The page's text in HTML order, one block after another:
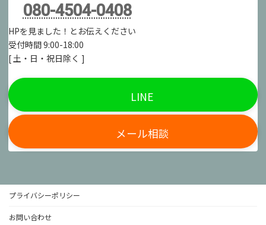
080-4504-0408
HPを見ました！とお伝えください
受付時間 9:00-18:00
[ 土・日・祝日除く ]
LINE
メール相談
プライバシーポリシー
お問い合わせ